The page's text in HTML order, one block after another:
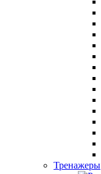
Тренажеры